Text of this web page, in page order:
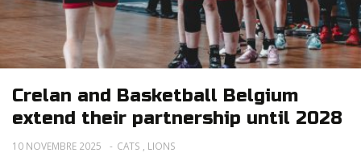
10 NOVEMBRE 2025 CATS LIONS
Crelan and Basketball Belgium
extend their partnership until 2028